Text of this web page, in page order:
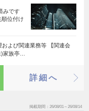
みです
位付け
および関連業務等 【関連会
家族亭…
詳細へ
掲載期間 26/08/01～26/08/14